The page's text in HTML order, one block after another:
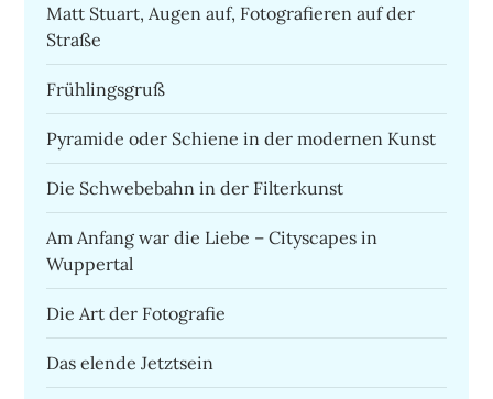
Matt Stuart, Augen auf, Fotografieren auf der
Straße
Frühlingsgruß
Pyramide oder Schiene in der modernen Kunst
Die Schwebebahn in der Filterkunst
Am Anfang war die Liebe – Cityscapes in
Wuppertal
Die Art der Fotografie
Das elende Jetztsein